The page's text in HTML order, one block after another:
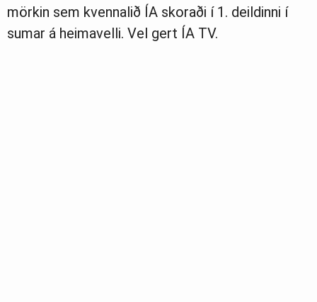
Greinasafn
mörkin sem kvennalið ÍA skoraði í 1. deildinni í
sumar á heimavelli. Vel gert ÍA TV.